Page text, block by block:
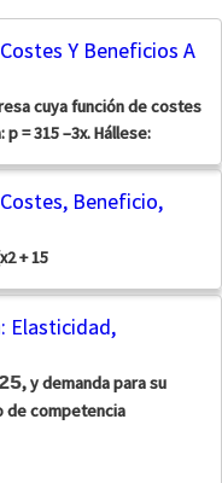
Y Beneficios A
cuya función de costes
= 315 –3x. Hállese:
Beneficio,
+ 15
Elasticidad,
, y demanda para su
de competencia